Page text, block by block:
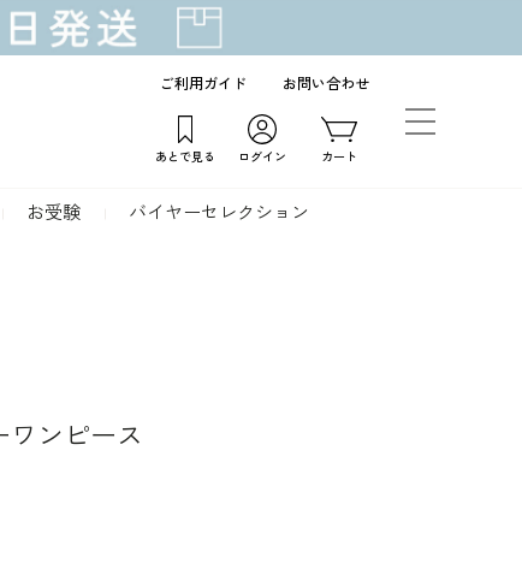
ご利用ガイド お問い合わせ
あとで見る ログイン カート
お受験 バイヤーセレクション
ワンピース